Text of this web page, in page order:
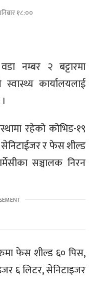
१८:००
नम्बर २ बट्टारमा
कार्यालयलाई
रहेको कोभिड-१९
र फेस शील्ड
सञ्चालक निरन
फेस शील्ड ६० पिस,
६ लिटर, सेनिटाइजर